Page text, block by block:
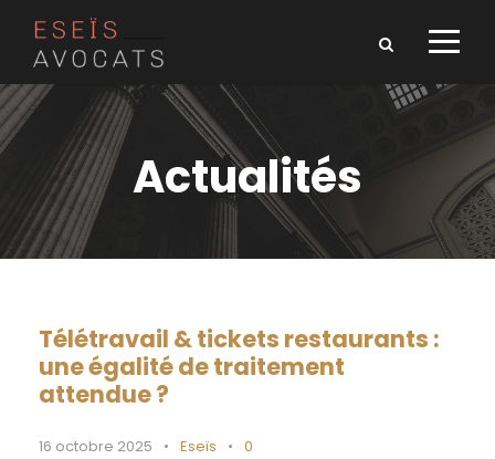
Actualités
Télétravail & tickets restaurants :
une égalité de traitement
attendue ?
16 octobre 2025 • Eseïs • 0